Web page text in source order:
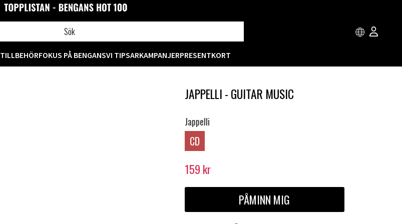
TILLBEHÖRFOKUS PÅ BENGANSVI TIPSARKAMPANJERPRESENTKORT
JAPPELLI - GUITAR MUSIC
Jappelli
CD
159 kr
PÅMINN MIG